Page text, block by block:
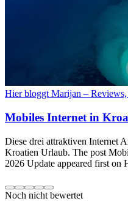
Hier bloggt Marijan –
Mobiles Internet in
Diese drei attraktiven Internet
Kroatien Urlaub. The post
2026 Update appeared first on
Noch nicht bewertet